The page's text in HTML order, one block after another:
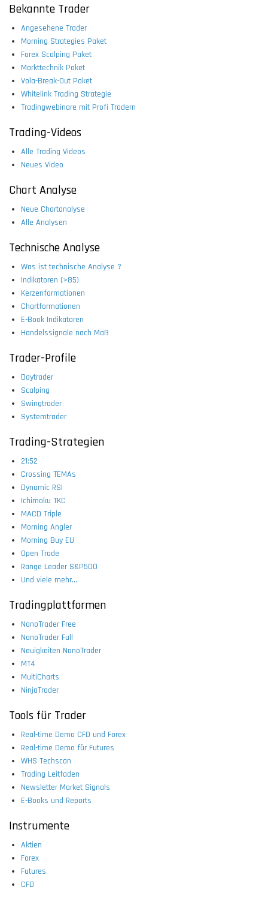
Bekannte Trader
Angesehene Trader
Morning Strategies Paket
Forex Scalping Paket
Markttechnik Paket
Vola-Break-Out Paket
Whitelink Trading Strategie
Tradingwebinare mit Profi Tradern
Trading-Videos
Alle Trading Videos
Neues Video
Chart Analyse
Neue Chartanalyse
Alle Analysen
Technische Analyse
Was ist technische Analyse ?
Indikatoren (>85)
Kerzenformationen
Chartformationen
E-Book Indikatoren
Handelssignale nach Maß
Trader-Profile
Daytrader
Scalping
Swingtrader
Systemtrader
Trading-Strategien
21:52
Crossing TEMAs
Dynamic RSI
Ichimoku TKC
MACD Triple
Morning Angler
Morning Buy EU
Open Trade
Range Leader S&P500
Und viele mehr...
Tradingplattformen
NanoTrader Free
NanoTrader Full
Neuigkeiten NanoTrader
MT4
MultiCharts
NinjaTrader
Tools für Trader
Real-time Demo CFD und Forex
Real-time Demo für Futures
WHS Techscan
Trading Leitfaden
Newsletter Market Signals
E-Books und Reports
Instrumente
Aktien
Forex
Futures
CFD